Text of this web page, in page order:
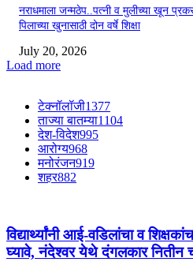
नराधमाला जन्मठेप..पत्नी व मुलीच्या खून
पिलाच्या खुनासाठी दोन वर्षे शिक्षा
July 20, 2026
Load more
टेक्नॉलॉजी1377
ताज्या बातम्या1104
देश-विदेश995
आरोग्य968
मनोरंजन919
शहर882
विद्यार्थ्यांनी आई-वडिलांचा व
घ्यावे, नंदेश्वर येथे दंगलकार नितीन